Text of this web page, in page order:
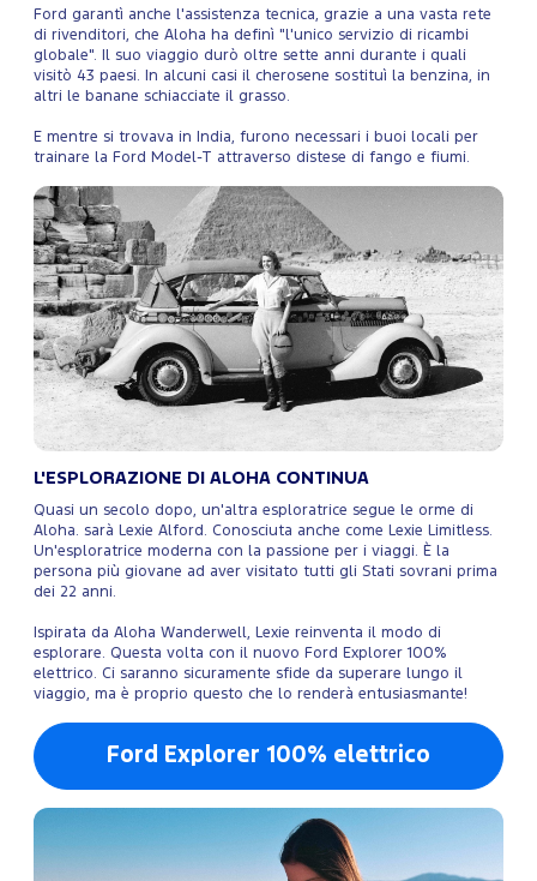
Ford garantì anche l'assistenza tecnica, grazie a una vasta rete
di rivenditori, che Aloha ha definì "l'unico servizio di ricambi
globale". Il suo viaggio durò oltre sette anni durante i quali
visitò 43 paesi. In alcuni casi il cherosene sostituì la benzina, in
altri le banane schiacciate il grasso.
E mentre si trovava in India, furono necessari i buoi locali per
trainare la Ford Model-T attraverso distese di fango e fiumi.
L'ESPLORAZIONE DI ALOHA CONTINUA
Quasi un secolo dopo, un'altra esploratrice segue le orme di
Aloha. sarà Lexie Alford. Conosciuta anche come Lexie Limitless.
Un'esploratrice moderna con la passione per i viaggi. È la
persona più giovane ad aver visitato tutti gli Stati sovrani prima
dei 22 anni.
Ispirata da Aloha Wanderwell, Lexie reinventa il modo di
esplorare. Questa volta con il nuovo Ford Explorer 100%
elettrico. Ci saranno sicuramente sfide da superare lungo il
viaggio, ma è proprio questo che lo renderà entusiasmante!
Ford Explorer 100% elettrico